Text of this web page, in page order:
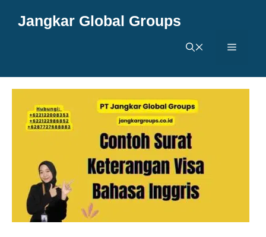
Jangkar Global Groups
Menu